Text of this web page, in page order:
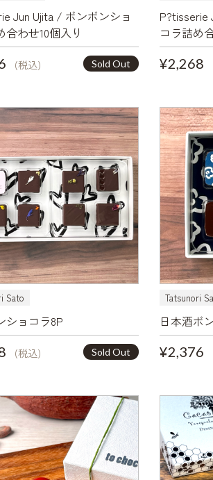
Jun Ujita / ボンボンショ
合わせ10個入り
(税込) Sold Out
P?tisserie
コラ詰め
¥2,268
Sato
ショコラ8P
(税込) Sold Out
Tatsunori
日本酒ボ
¥2,376